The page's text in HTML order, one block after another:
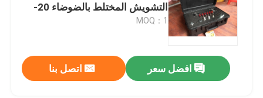
التشويش المختلط بالضوضاء 20-
500 ميجا هرتز
MOQ：1
افضل سعر اتصل بنا